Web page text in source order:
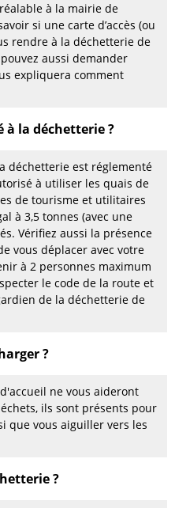
à la mairie de
si une carte d’accès (ou
rendre à la déchetterie de
aussi demander
expliquera comment
à la déchetterie ?
déchetterie est réglementé
à utiliser les quais de
de tourisme et utilitaires
à 3,5 tonnes (avec une
Vérifiez aussi la présence
vous déplacer avec votre
à 2 personnes maximum
le code de la route et
de la déchetterie de
?
ne vous aideront
ils sont présents pour
que vous aiguiller vers les
?